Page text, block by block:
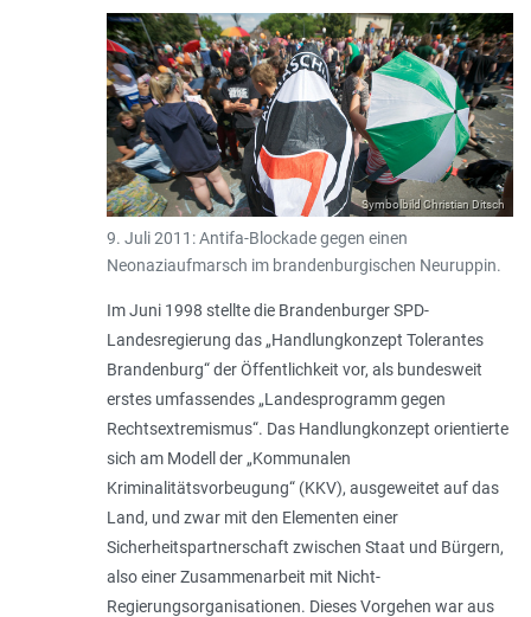
Symbolbild Christian Ditsch
9. Juli 2011: Antifa-Blockade gegen einen
Neonaziaufmarsch im brandenburgischen Neuruppin.
Im Juni 1998 stellte die Brandenburger SPD-
Landesregierung das „Handlungkonzept Tolerantes
Brandenburg“ der Öffentlichkeit vor, als bundesweit
erstes umfassendes „Landesprogramm gegen
Rechtsextremismus“. Das Handlungkonzept orientierte
sich am Modell der „Kommunalen
Kriminalitätsvorbeugung“ (KKV), ausgeweitet auf das
Land, und zwar mit den Elementen einer
Sicherheitspartnerschaft zwischen Staat und Bürgern,
also einer Zusammenarbeit mit Nicht-
Regierungsorganisationen. Dieses Vorgehen war aus